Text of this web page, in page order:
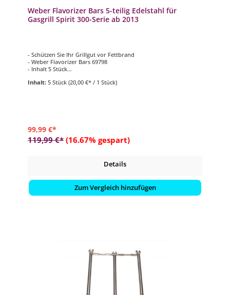
Weber Flavorizer Bars 5-teilig Edelstahl für
Gasgrill Spirit 300-Serie ab 2013
- Schützen Sie Ihr Grillgut vor Fettbrand
- Weber Flavorizer Bars 69798
- Inhalt 5 Stück
- passend für Weber Gasgrill-Modelle Spirit 300-Serie (ab 2013)
Inhalt: 5 Stück (20,00 €* / 1 Stück)
99,99 €*
119,99 €* (16.67% gespart)
Details
Zum Vergleich hinzufügen